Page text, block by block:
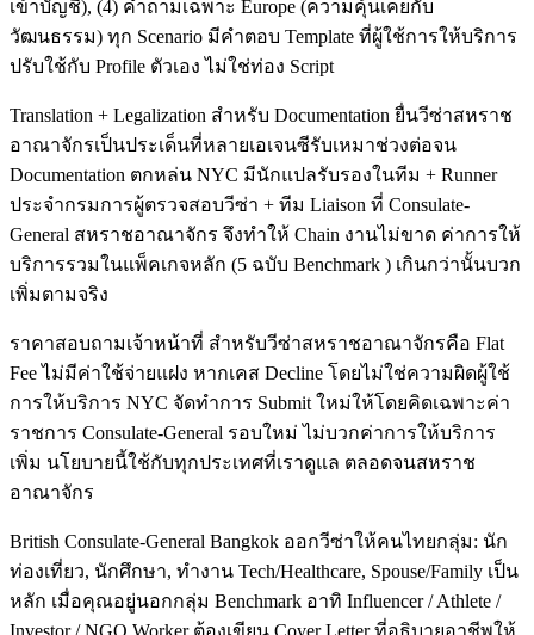
เข้าบัญชี), (4) คำถามเฉพาะ Europe (ความคุ้นเคยกับ
วัฒนธรรม) ทุก Scenario มีคำตอบ Template ที่ผู้ใช้การให้บริการ
ปรับใช้กับ Profile ตัวเอง ไม่ใช่ท่อง Script
Translation + Legalization สำหรับ Documentation ยื่นวีซ่าสหราช
อาณาจักรเป็นประเด็นที่หลายเอเจนซีรับเหมาช่วงต่อจน
Documentation ตกหล่น NYC มีนักแปลรับรองในทีม + Runner
ประจำกรมการผู้ตรวจสอบวีซ่า + ทีม Liaison ที่ Consulate-
General สหราชอาณาจักร จึงทำให้ Chain งานไม่ขาด ค่าการให้
บริการรวมในแพ็คเกจหลัก (5 ฉบับ Benchmark ) เกินกว่านั้นบวก
เพิ่มตามจริง
ราคาสอบถามเจ้าหน้าที่ สำหรับวีซ่าสหราชอาณาจักรคือ Flat
Fee ไม่มีค่าใช้จ่ายแฝง หากเคส Decline โดยไม่ใช่ความผิดผู้ใช้
การให้บริการ NYC จัดทำการ Submit ใหม่ให้โดยคิดเฉพาะค่า
ราชการ Consulate-General รอบใหม่ ไม่บวกค่าการให้บริการ
เพิ่ม นโยบายนี้ใช้กับทุกประเทศที่เราดูแล ตลอดจนสหราช
อาณาจักร
British Consulate-General Bangkok ออกวีซ่าให้คนไทยกลุ่ม: นัก
ท่องเที่ยว, นักศึกษา, ทำงาน Tech/Healthcare, Spouse/Family เป็น
หลัก เมื่อคุณอยู่นอกกลุ่ม Benchmark อาทิ Influencer / Athlete /